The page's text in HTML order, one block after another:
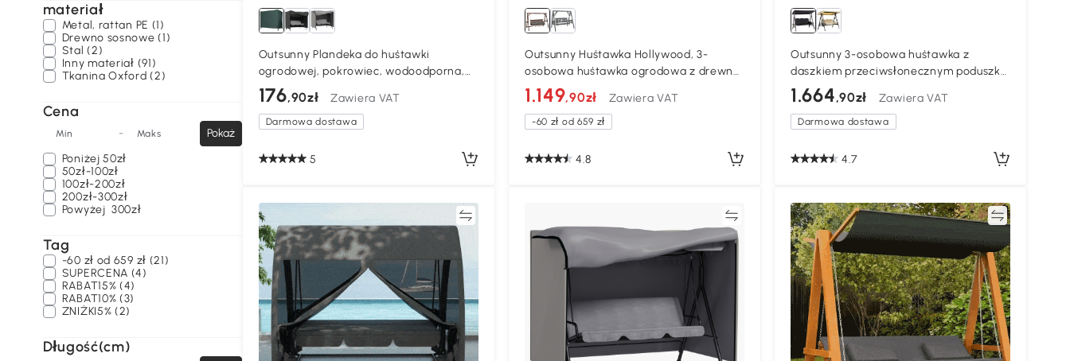
materiał
Metal, rattan PE (1)
Drewno sosnowe (1)
Stal (2)
Inny materiał (91)
Tkanina Oxford (2)
Cena
Min - Maks
Pokaż
Poniżej50zł
50zł-100zł
100zł-200zł
200zł-300zł
Powyżej300zł
Tag
-60 zł od 659 zł (21)
SUPERCENA (4)
RABAT15% (4)
RABAT10% (3)
ZNIŻKI5% (2)
Długość(cm)
Outsunny Plandeka do huśtawki
ogrodowej, pokrowiec, wodoodporna,
ochrona przed słońcem, tkanina Oxford
176,90zł Zawiera VAT
Darmowa dostawa
5
Outsunny Huśtawka Hollywood, 3-
osobowa huśtawka ogrodowa z drewna,
z poduszką i półkami, maks. 330 kg,
karbonizowana
1.149,90zł Zawiera VAT
-60 zł od 659 zł
4.8
Outsunny 3-osobowa huśtawka z
daszkiem przeciwsłonecznym poduszka
metal ciemnoszary
1.664,90zł Zawiera VAT
Darmowa dostawa
4.7
Porównywać